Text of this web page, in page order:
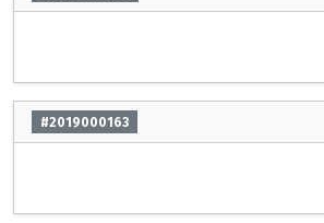
#2019000163